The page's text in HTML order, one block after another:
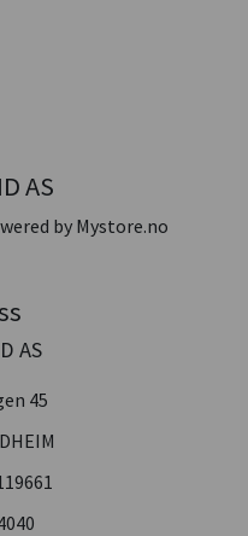
AS
by Mystore.no
AS
45